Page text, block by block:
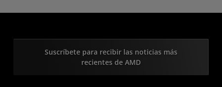
Suscríbete para recibir las noticias más
recientes de AMD